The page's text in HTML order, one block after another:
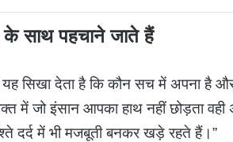
साथ पहचाने जाते हैं
सिखा देता है कि कौन सच में अपना है
में जो इंसान आपका हाथ नहीं छोड़ता
दर्द में भी मजबूती बनकर खड़े रहते हैं।”